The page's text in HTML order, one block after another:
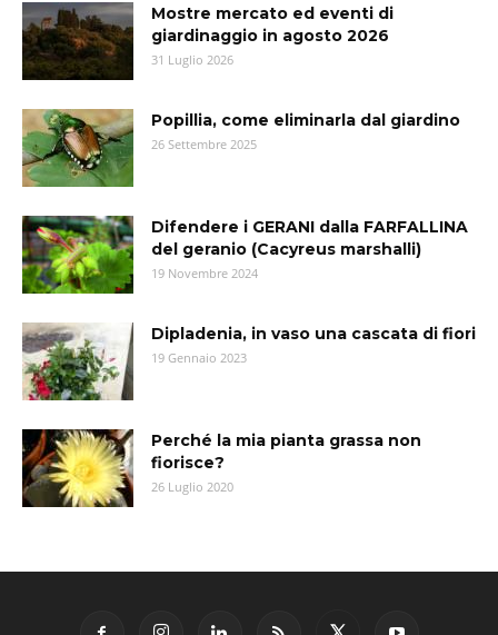
Mostre mercato ed eventi di
giardinaggio in agosto 2026
31 Luglio 2026
Popillia, come eliminarla dal giardino
26 Settembre 2025
Difendere i GERANI dalla FARFALLINA
del geranio (Cacyreus marshalli)
19 Novembre 2024
Dipladenia, in vaso una cascata di fiori
19 Gennaio 2023
Perché la mia pianta grassa non
fiorisce?
26 Luglio 2020